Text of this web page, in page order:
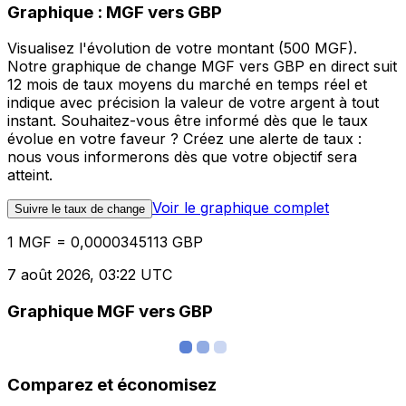
Graphique : MGF vers GBP
Visualisez l'évolution de votre montant (500 MGF).
Notre graphique de change MGF vers GBP en direct suit
12 mois de taux moyens du marché en temps réel et
indique avec précision la valeur de votre argent à tout
instant. Souhaitez-vous être informé dès que le taux
évolue en votre faveur ? Créez une alerte de taux :
nous vous informerons dès que votre objectif sera
atteint.
Suivre le taux de change Voir le graphique complet
1 MGF = 0,0000345113 GBP
7 août 2026, 03:22 UTC
Graphique MGF vers GBP
Comparez et économisez